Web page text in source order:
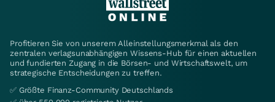
Profitieren Sie von unserem Alleinstellungsmerkmal als den
zentralen verlagsunabhängigen Wissens-Hub für einen aktuellen
und fundierten Zugang in die Börsen- und Wirtschaftswelt, um
strategische Entscheidungen zu treffen.
✅ Größte Finanz-Community Deutschlands